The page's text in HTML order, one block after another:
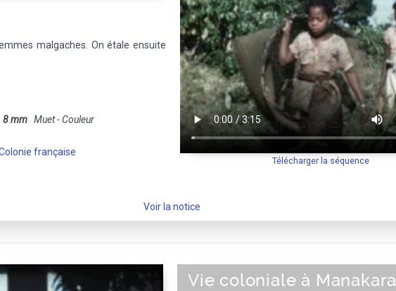
Télécharger la séquence
malgaches. On étale ensuite
8 mm Muet - Couleur
française
Voir la notice
Vie coloniale à Manakara